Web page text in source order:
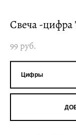
Свеча -цифра
99 pуб.
Цифры